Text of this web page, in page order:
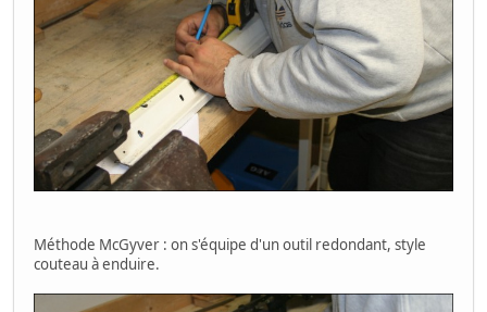
Méthode McGyver : on s'équipe d'un outil redondant, style
couteau à enduire.